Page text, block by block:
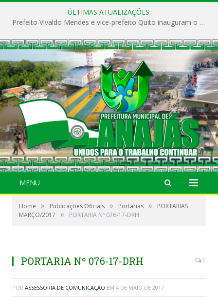
ÚLTIMAS ATUALIZAÇÕES:
Prefeito Vivaldo Mendes e vice-prefeito Quito inauguram o CAPS e fortalecem a saúde pública em Anajás.
MENU
Home » Publicações Oficiais » Portarias »
PORTARIAS
MARÇO/2017
» PORTARIA Nº 076-17-DRH
PORTARIA Nº 076-17-DRH 0
POR ASSESSORIA DE COMUNICAÇÃO EM 4 DE MAIO DE 2017